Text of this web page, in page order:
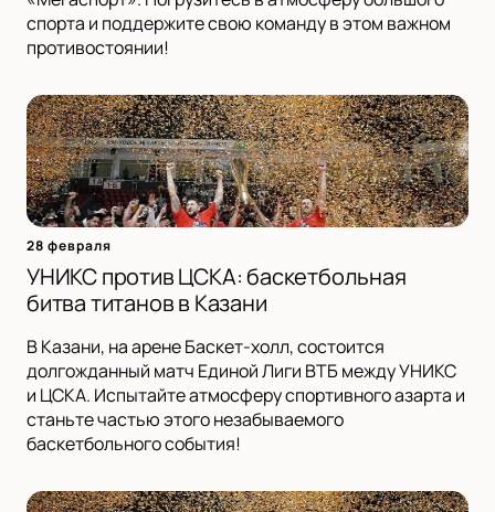
спорта и поддержите свою команду в этом важном
противостоянии!
28 февраля
УНИКС против ЦСКА: баскетбольная
битва титанов в Казани
В Казани, на арене Баскет-холл, состоится
долгожданный матч Единой Лиги ВТБ между УНИКС
и ЦСКА. Испытайте атмосферу спортивного азарта и
станьте частью этого незабываемого
баскетбольного события!